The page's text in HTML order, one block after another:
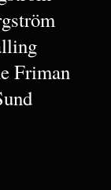
Friman